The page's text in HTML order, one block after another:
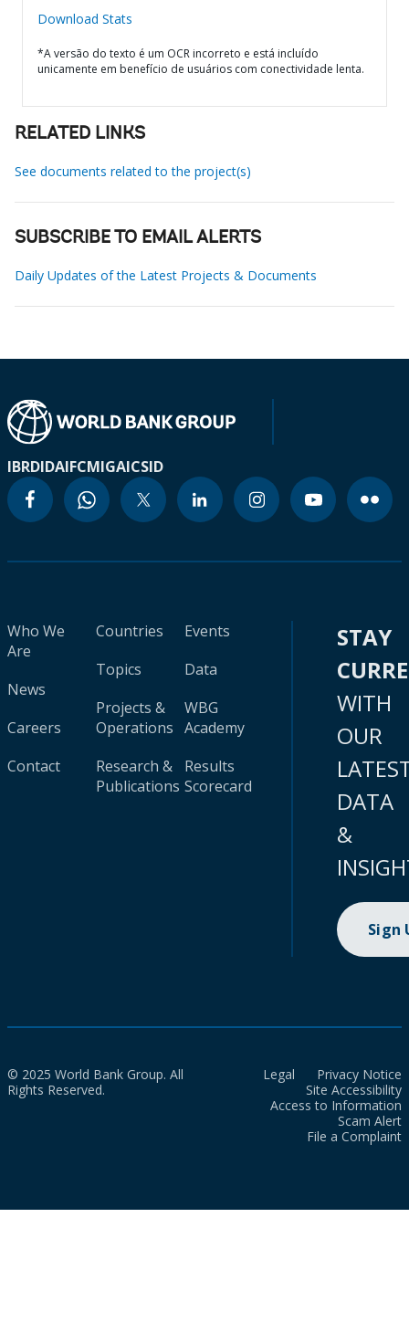
Download Stats
*A versão do texto é um OCR incorreto e está incluído
unicamente em benefício de usuários com conectividade lenta.
RELATED LINKS
See documents related to the project(s)
SUBSCRIBE TO EMAIL ALERTS
Daily Updates of the Latest Projects & Documents
IBRDIDAIFCMIGAICSID
Who We
Are
News
Careers
Contact
Countries
Topics
Projects &
Operations
Research &
Publications
Events
Data
WBG
Academy
Results
Scorecard
STAY
WITH
OUR
DATA
&
Sign
© 2025 World Bank Group. All
Rights Reserved.
Legal
Privacy Notice
Site Accessibility
Access to Information
Scam Alert
File a Complaint